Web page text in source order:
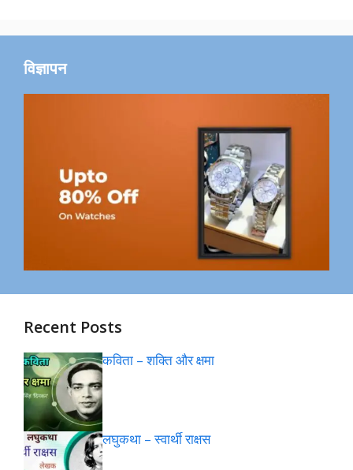
विज्ञापन
Recent Posts
कविता – शक्ति और क्षमा
लघुकथा – स्वार्थी राक्षस